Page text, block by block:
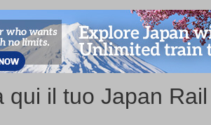
qui il tuo Japan